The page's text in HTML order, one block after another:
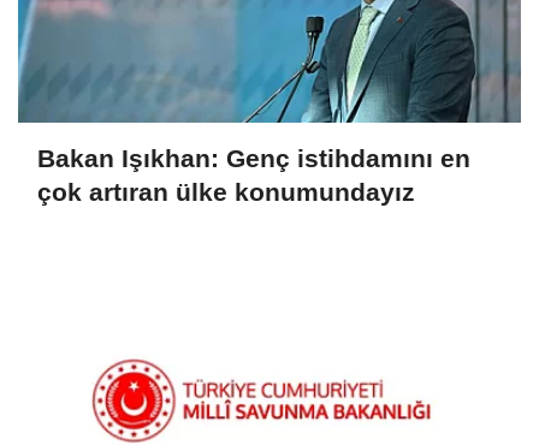
Bakan Işıkhan: Genç istihdamını en
çok artıran ülke konumundayız